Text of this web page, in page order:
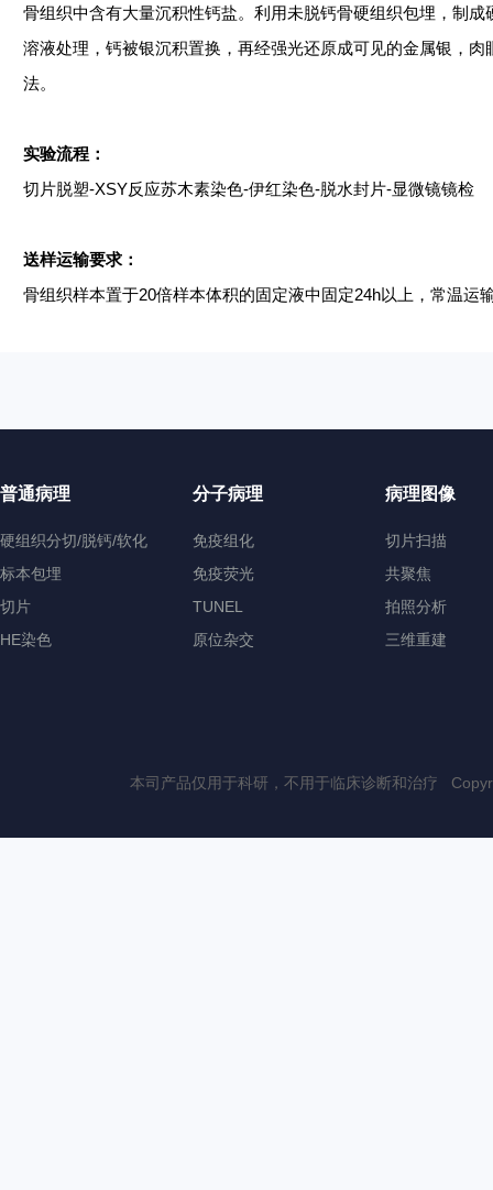
骨组织中含有大量沉积性钙盐。利用未脱钙骨硬组织包埋，制
溶液处理，钙被银沉积置换，再经强光还原成可见的金属银，
法。
实验流程：
切片脱塑-XSY反应苏木素染色-伊红染色-脱水封片-显微镜镜检
送样运输要求：
骨组织样本置于20倍样本体积的固定液中固定24h以上，常温运
普通病理
硬组织分切/脱钙/软化
标本包埋
切片
HE染色
分子病理
免疫组化
免疫荧光
TUNEL
原位杂交
病理图像
切片扫描
共聚焦
拍照分析
三维重建
本司产品仅用于科研，不用于临床诊断和治疗